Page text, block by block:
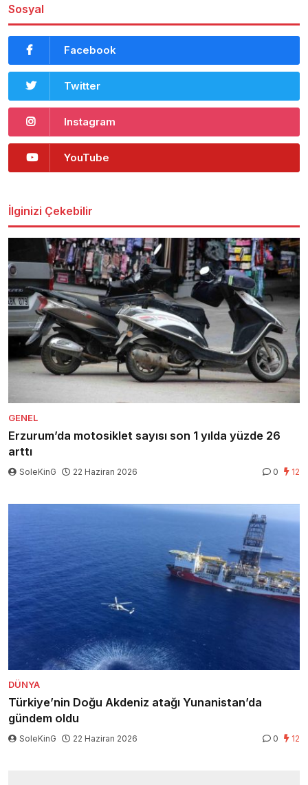
Sosyal
Facebook
Twitter
Instagram
YouTube
İlginizi Çekebilir
GENEL
Erzurum’da motosiklet sayısı son 1 yılda yüzde 26
arttı
SoleKinG 22 Haziran 2026 0 12
DÜNYA
Türkiye’nin Doğu Akdeniz atağı Yunanistan’da
gündem oldu
SoleKinG 22 Haziran 2026 0 12